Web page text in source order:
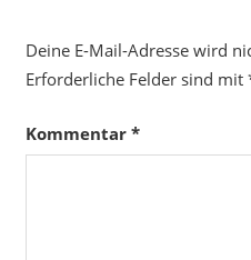
Deine E-Mail-Adresse wird
Erforderliche Felder sind mit
Kommentar *